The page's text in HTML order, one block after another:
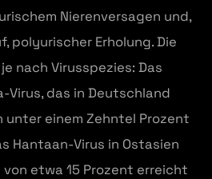
Nierenversagen und,
polyurischer Erholung. Die
nach Virusspezies: Das
Virus, das in Deutschland
einem Zehntel Prozent
Hantaan-Virus in Ostasien
etwa 15 Prozent erreicht